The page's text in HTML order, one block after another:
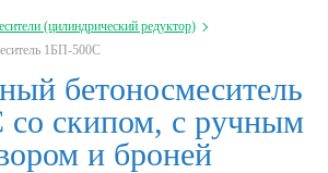
(цилиндрический редуктор)
1БП-500С
бетоносмеситель
скипом, с ручным
и броней